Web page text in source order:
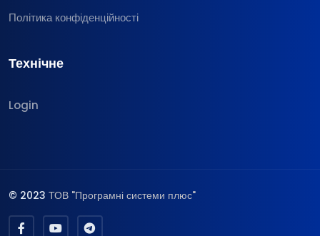
Політика конфіденційності
Технічне
Login
© 2023 ТОВ "Програмні системи плюс"